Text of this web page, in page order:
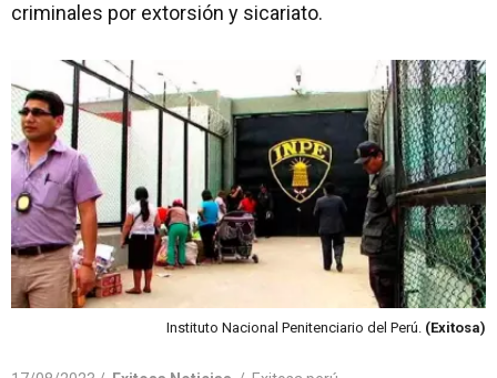
criminales por extorsión y sicariato.
Instituto Nacional Penitenciario del Perú. (Exitosa)